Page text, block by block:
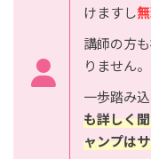
けますし
講師の方
りません。
一歩踏み
も詳しく
ャンプは